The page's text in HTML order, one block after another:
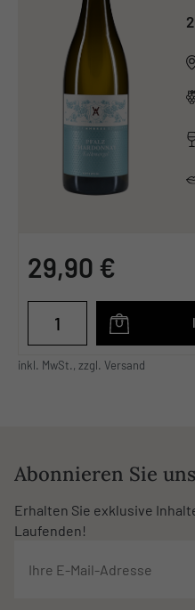
29,90 €
inkl. MwSt., zzgl. Versand
Abonnieren Sie
Erhalten Sie exklusive
Laufenden!